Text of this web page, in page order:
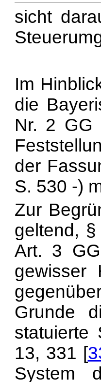
sicht
Im
die
Nr. 2 GG
der
S. 530 -)
Zur
geltend,
Art. 3
gewisser
Grunde
statuierte
13, 331 [
System